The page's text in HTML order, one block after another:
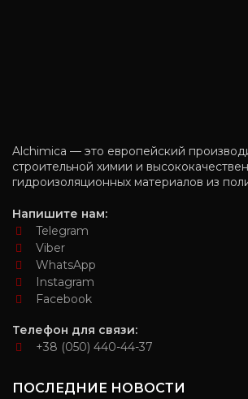
Alchimica — это европейский
строительной химии и
гидроизоляционных материалов из
Напишите нам:
Telegram
Viber
WhatsApp
Instagram
Facebook
Телефон для связи:
+38 (050) 440-44-37
ПОСЛЕДНИЕ НОВОСТИ